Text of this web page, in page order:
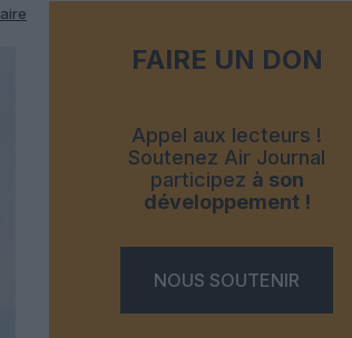
FAIRE UN DON
Appel aux lecteurs !
Soutenez Air Journal
participez à son
développement !
NOUS SOUTENIR